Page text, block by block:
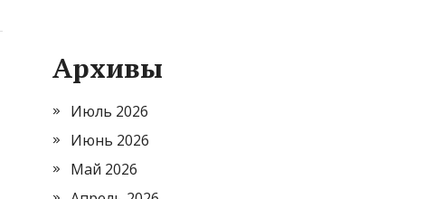
Архивы
Июль 2026
Июнь 2026
Май 2026